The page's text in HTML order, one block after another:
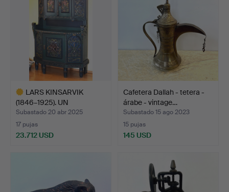
LARS KINSARVIK
(1846–1925). UN
CONJUNTO DE…
Subastado 20 abr 2025
17 pujas
23.712 USD
Cafetera Dallah - tetera -
árabe - vintage…
Subastado 15 ago 2023
15 pujas
145 USD